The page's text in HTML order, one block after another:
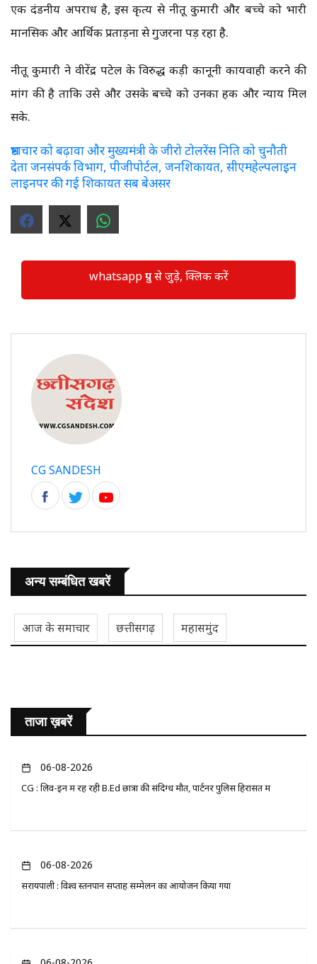
एक दंडनीय अपराध है, इस कृत्य से नीतू कुमारी और बच्चे को भारी
मानसिक और आर्थिक प्रताड़ना से गुजरना पड़ रहा है.
नीतू कुमारी ने वीरेंद्र पटेल के विरुद्ध कड़ी कानूनी कार्यवाही करने की
मांग की है ताकि उसे और उसके बच्चे को उनका हक और न्याय मिल
सके.
भ्रष्टाचार को बढ़ावा और मुख्यमंत्री के जीरो टोलरेंस निति को चुनौती
देता जनसंपर्क विभाग, पीजीपोर्टल, जनशिकायत, सीएमहेल्पलाइन
लाइनपर की गई शिकायत सब बेअसर
whatsapp ग्रुप से जुड़े, क्लिक करें
CG SANDESH
अन्य सम्बंधित खबरें
आज के समाचार छत्तीसगढ़ महासमुंद
ताजा ख़बरें
06-08-2026
CG : लिव-इन में रह रही B.Ed छात्रा की संदिग्ध मौत, पार्टनर पुलिस हिरासत में
06-08-2026
सरायपाली : विश्व स्तनपान सप्ताह सम्मेलन का आयोजन किया गया